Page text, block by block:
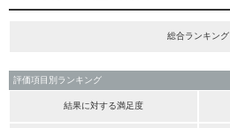
総合ランキング
評価項目別ランキング
結果に対する満足度